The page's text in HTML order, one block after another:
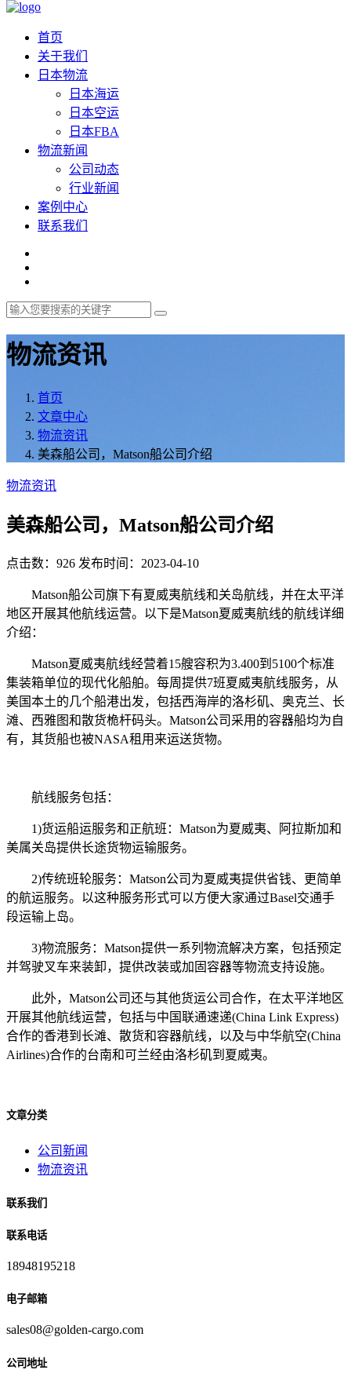
首页
关于我们
日本物流
日本海运
日本空运
日本FBA
物流新闻
公司动态
行业新闻
案例中心
联系我们
物流资讯
首页
文章中心
物流资讯
美森船公司，Matson船公司介绍
物流资讯
美森船公司，Matson船公司介绍
点击数：926 发布时间：2023-04-10
Matson船公司旗下有夏威夷航线和关岛航线，并在太平洋
地区开展其他航线运营。以下是Matson夏威夷航线的航线详细
介绍：
Matson夏威夷航线经营着15艘容积为3.400到5100个标准
集装箱单位的现代化船舶。每周提供7班夏威夷航线服务，从
美国本土的几个船港出发，包括西海岸的洛杉矶、奥克兰、长
滩、西雅图和散货桅杆码头。Matson公司采用的容器船均为自
有，其货船也被NASA租用来运送货物。
航线服务包括：
1)货运船运服务和正航班：Matson为夏威夷、阿拉斯加和
美属关岛提供长途货物运输服务。
2)传统班轮服务：Matson公司为夏威夷提供省钱、更简单
的航运服务。以这种服务形式可以方便大家通过Basel交通手
段运输上岛。
3)物流服务：Matson提供一系列物流解决方案，包括预定
并驾驶叉车来装卸，提供改装或加固容器等物流支持设施。
此外，Matson公司还与其他货运公司合作，在太平洋地区
开展其他航线运营，包括与中国联通速递(China Link Express)
合作的香港到长滩、散货和容器航线，以及与中华航空(China
Airlines)合作的台南和可兰经由洛杉矶到夏威夷。
文章分类
公司新闻
物流资讯
联系我们
联系电话
18948195218
电子邮箱
sales08@golden-cargo.com
公司地址